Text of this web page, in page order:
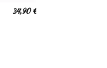
34,90€